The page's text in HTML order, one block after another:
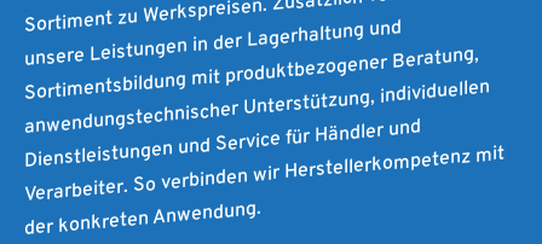
unsere Leistungen in der Lagerhaltung und
Sortimentsbildung mit produktbezogener Beratung,
anwendungstechnischer Unterstützung, individuellen
Dienstleistungen und Service für Händler und
Verarbeiter. So verbinden wir Herstellerkompetenz mit
der konkreten Anwendung.